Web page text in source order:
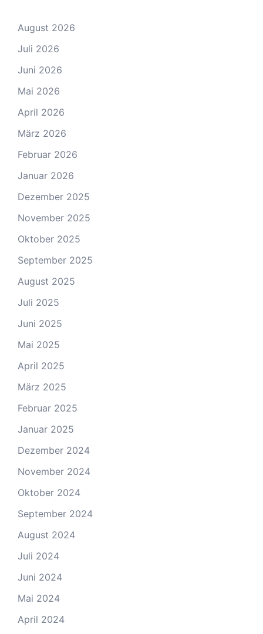
August 2026
Juli 2026
Juni 2026
Mai 2026
April 2026
März 2026
Februar 2026
Januar 2026
Dezember 2025
November 2025
Oktober 2025
September 2025
August 2025
Juli 2025
Juni 2025
Mai 2025
April 2025
März 2025
Februar 2025
Januar 2025
Dezember 2024
November 2024
Oktober 2024
September 2024
August 2024
Juli 2024
Juni 2024
Mai 2024
April 2024